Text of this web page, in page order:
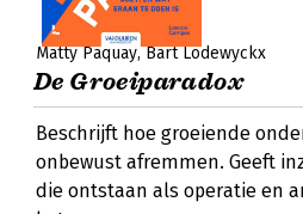
Matty Paquay Bart Lodewyckx
De Groeiparadox
Beschrijft hoe groeiende
onbewust afremmen. Geeft
die ontstaan als operatie en